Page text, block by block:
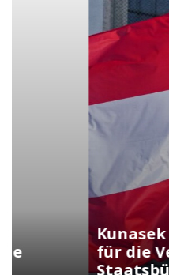
Kunasek fordert
für die